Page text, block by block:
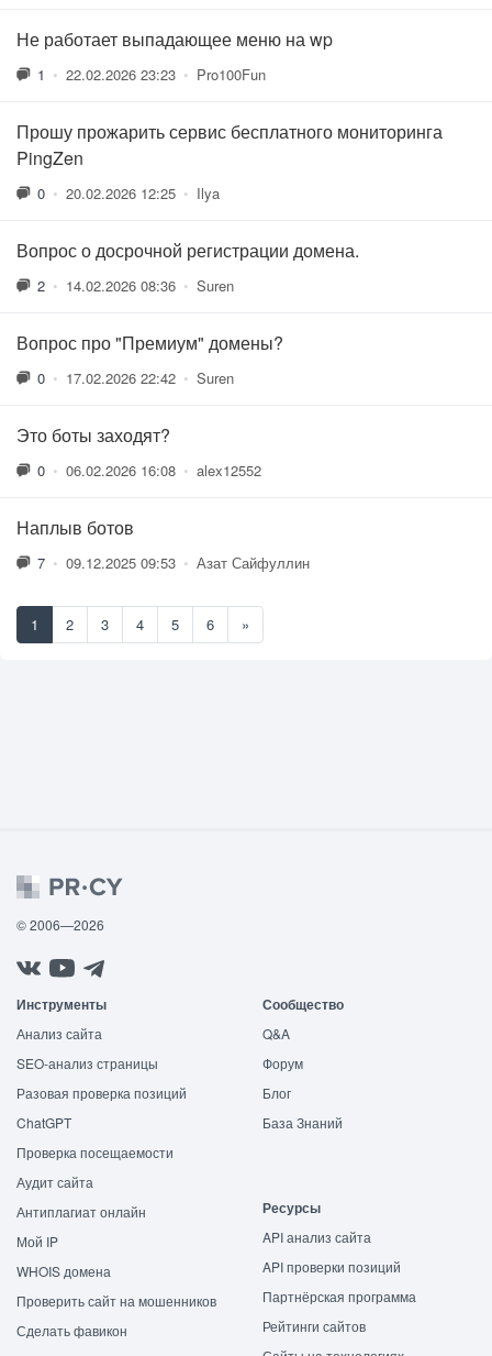
Не работает выпадающее меню на wp
1 • 22.02.2026 23:23 • Pro100Fun
Прошу прожарить сервис бесплатного мониторинга
PingZen
0 • 20.02.2026 12:25 • Ilya
Вопрос о досрочной регистрации домена.
2 • 14.02.2026 08:36 • Suren
Вопрос про "Премиум" домены?
0 • 17.02.2026 22:42 • Suren
Это боты заходят?
0 • 06.02.2026 16:08 • alex12552
Наплыв ботов
7 • 09.12.2025 09:53 • Азат Сайфуллин
1 2 3 4 5 6 »
© 2006—2026
Инструменты
Анализ сайта
SEO-анализ страницы
Разовая проверка позиций
ChatGPT
Проверка посещаемости
Аудит сайта
Антиплагиат онлайн
Мой IP
WHOIS домена
Проверить сайт на мошенников
Сделать фавикон
Сообщество
Q&A
Форум
Блог
База Знаний
Ресурсы
API анализ сайта
API проверки позиций
Партнёрская программа
Рейтинги сайтов